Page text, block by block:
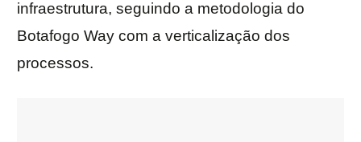
infraestrutura, seguindo a metodologia do
Botafogo Way com a verticalização dos
processos.